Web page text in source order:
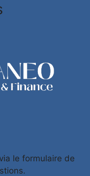
le formulaire de